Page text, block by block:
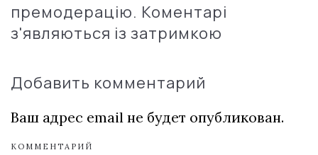
премодерацію. Коментарі
з'являються із затримкою
Добавить комментарий
Ваш адрес email не будет опубликован.
КОММЕНТАРИЙ